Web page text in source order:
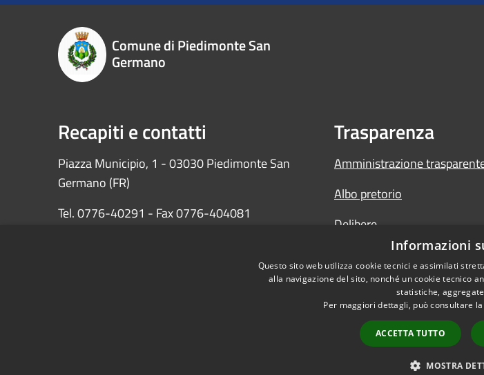
Comune di Piedimonte San
Germano
Recapiti e contatti
Piazza Municipio, 1 - 03030 Piedimonte San
Germano (FR)
Tel. 0776-40291 - Fax 0776-404081
Trasparenza
Amministrazione
Albo pretorio
Delibere
Back Office AT
Informazioni
Questo sito web utilizza cookie tecnici e assimilati
alla navigazione del sito, nonché un cookie tecnico
statistiche,
Per maggiori dettagli, può consultare
ACCETTA TUTTO
MOSTRA